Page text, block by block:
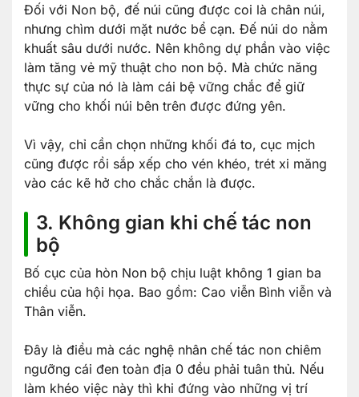
Đối với Non bộ, đế núi cũng được coi là chân núi,
nhưng chìm dưới mặt nước bể cạn. Đế núi do nằm
khuất sâu dưới nước. Nên không dự phần vào việc
làm tăng vẻ mỹ thuật cho non bộ. Mà chức năng
thực sự của nó là làm cái bệ vững chắc để giữ
vững cho khối núi bên trên được đứng yên.
Vì vậy, chỉ cần chọn những khối đá to, cục mịch
cũng được rồi sắp xếp cho vén khéo, trét xi măng
vào các kẽ hở cho chắc chắn là được.
3. Không gian khi chế tác non
bộ
Bố cục của hòn Non bộ chịu luật không 1 gian ba
chiều của hội họa. Bao gồm: Cao viễn Bình viễn và
Thân viễn.
Đây là điều mà các nghệ nhân chế tác non chiêm
ngưỡng cái đen toàn địa 0 đều phải tuân thủ. Nếu
làm khéo việc này thì khi đứng vào những vị trí